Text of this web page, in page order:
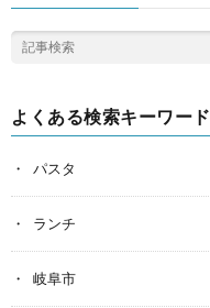
よくある検索キーワード
パスタ
ランチ
岐阜市